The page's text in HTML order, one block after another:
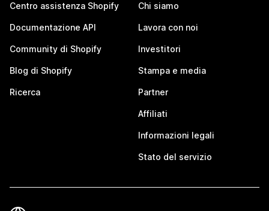
Centro assistenza Shopify
Documentazione API
Community di Shopify
Blog di Shopify
Ricerca
Chi siamo
Lavora con noi
Investitori
Stampa e media
Partner
Affiliati
Informazioni legali
Stato del servizio